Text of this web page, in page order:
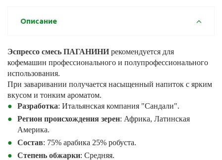
Описание
Эспрессо смесь ПАГАНИНИ рекомендуется для
кофемашин профессионального и полупрофессионального
использования.
При заваривании получается насыщенный напиток с ярким
вкусом и тонким ароматом.
Разработка: Итальянская компания "Сандали".
Регион происхождения зерен: Африка, Латинская
Америка.
Состав: 75% арабика 25% робуста.
Степень обжарки: Средняя.